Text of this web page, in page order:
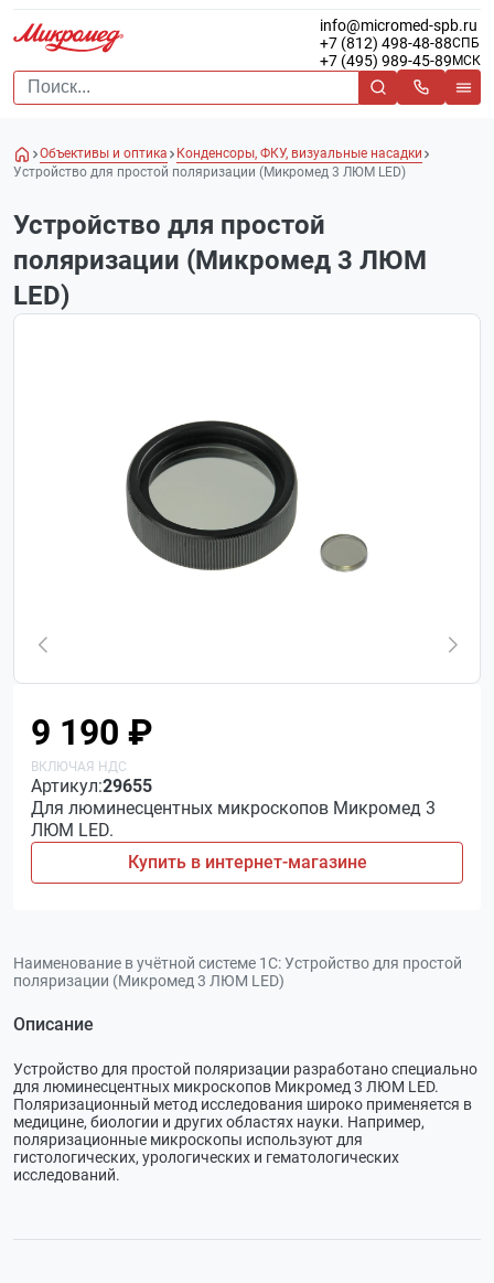
info@micromed-spb.ru
+7 (812) 498-48-88СПБ
+7 (495) 989-45-89 МСК
Объективы и оптика
Конденсоры, ФКУ, визуальные насадки
Устройство для простой поляризации (Микромед 3 ЛЮМ LED)
Устройство для простой
поляризации (Микромед 3 ЛЮМ
LED)
9 190 ₽
Артикул:29655
Для люминесцентных микроскопов Микромед 3
ЛЮМ LED.
Купить в интернет-магазине
Наименование в учётной системе 1С:Устройство для простой
поляризации (Микромед 3 ЛЮМ LED)
Описание
Устройство для простой поляризации разработано специально
для люминесцентных микроскопов Микромед 3 ЛЮМ LED.
Поляризационный метод исследования широко применяется в
медицине, биологии и других областях науки. Например,
поляризационные микроскопы используют для
гистологических, урологических и гематологических
исследований.